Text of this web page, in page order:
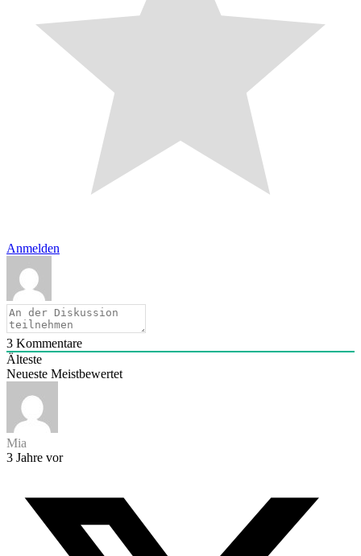
Anmelden
3 Kommentare
Älteste
Neueste Meistbewertet
Mia
3 Jahre vor